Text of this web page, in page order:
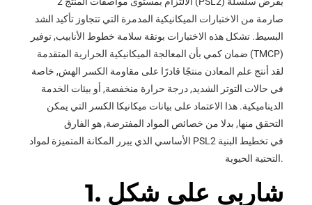
صارمة من الاختبارات الميكانيكية المدمرة التي تتجاوز تأكيد الشد
البسيط. تشكل هذه الاختبارات بوتقة سلامة خطوط الأنابيب, توفير
ضمان كمي بأن المعالجة الميكانيكية الحرارية المتقدمة (TMCP)
لقد أنتج علم المعادن منتجًا قادرًا على مقاومة الكسر الهش, خاصة
في حالات التوتر الشديد, درجة حرارة منخفضة, أو بيئات الخدمة
الديناميكية. هذا الاعتماد على بيانات ميكانيكا الكسر التي يمكن
التحقق منها, بدلا من خصائص المواد المفترضة, هو الفارق
الأساسي الذي يبرر المكانة المتميزة لمواد PSL2 في تخطيط البنية
التحتية الحيوية.
1. شاربي على شكل